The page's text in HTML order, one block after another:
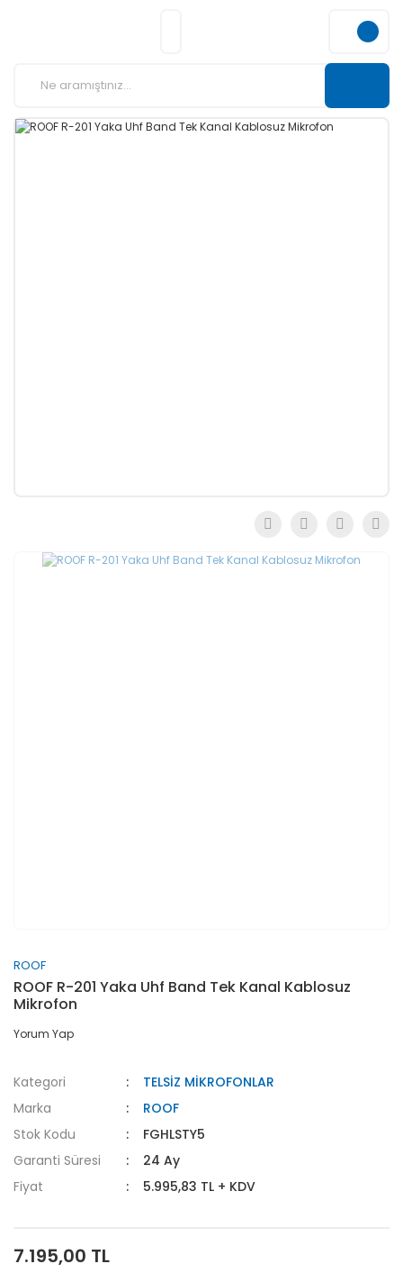
ROOF
ROOF R-201 Yaka Uhf Band Tek Kanal Kablosuz
Mikrofon
Yorum Yap
Kategori
TELSİZ MİKROFONLAR
Marka
ROOF
Stok Kodu
FGHLSTY5
Garanti Süresi
24 Ay
Fiyat
5.995,83 TL + KDV
7.195,00 TL